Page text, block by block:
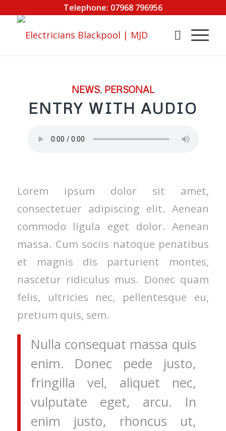
Telephone: 07968 796956
NEWS, PERSONAL
ENTRY WITH AUDIO
Lorem ipsum dolor sit amet,
consectetuer adipiscing elit. Aenean
commodo ligula eget dolor. Aenean
massa. Cum sociis natoque penatibus
et magnis dis parturient montes,
nascetur ridiculus mus. Donec quam
felis, ultricies nec, pellentesque eu,
pretium quis, sem.
Nulla consequat massa quis
enim. Donec pede justo,
fringilla vel, aliquet nec,
vulputate eget, arcu. In
enim justo, rhoncus ut,